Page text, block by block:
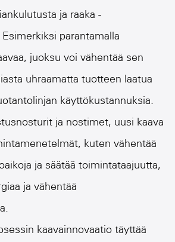
ja raaka -
parantamalla
juoksu voi vähentää sen
uhraamatta tuotteen laatua
käyttökustannuksia.
ja nostimet, uusi kaava
kuten vähentää
ja säätää toimintataajuutta,
ja vähentää
kaavainnovaatio täyttää